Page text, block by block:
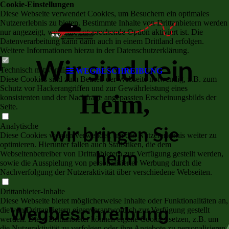
WEGBESCHREIBUNG
Wir sind kein
Heim,
wir bringen Sie
heim
Wegbeschreibung
Cookie-Einstellungen
Diese Webseite verwendet Cookies, um Besuchern ein optimales
Nutzererlebnis zu bieten. Bestimmte Inhalte von Drittanbietern werden
nur angezeigt, wenn die entsprechende Option aktiviert ist. Die
Datenverarbeitung kann dann auch in einem Drittland erfolgen.
Weitere Informationen hierzu in der Datenschutzerklärung.
Technisch notwendige
Diese Cookies sind zum Betrieb der Webseite notwendig, z.B. zum
Schutz vor Hackerangriffen und zur Gewährleistung eines
konsistenten und der Nachfrage angepassten Erscheinungsbilds der
Seite.
Analytische
Diese Cookies werden verwendet, um das Nutzererlebnis weiter zu
optimieren. Hierunter fallen auch Statistiken, die dem
Webseitenbetreiber von Drittanbietern zur Verfügung gestellt werden,
sowie die Ausspielung von personalisierter Werbung durch die
Nachverfolgung der Nutzeraktivität über verschiedene Webseiten.
Drittanbieter-Inhalte
Diese Webseite bietet möglicherweise Inhalte oder Funktionalitäten an,
die von Drittanbietern eigenverantwortlich zur Verfügung gestellt
werden. Diese Drittanbieter können eigene Cookies setzen, z.B. um